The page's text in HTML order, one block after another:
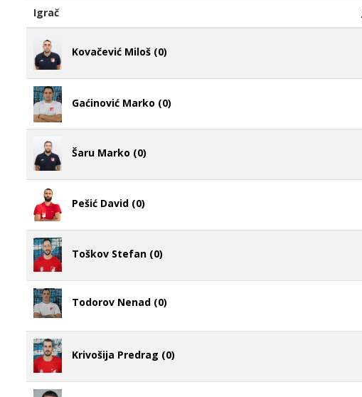
Igrač
Kovačević Miloš (0)
Gaćinović Marko (0)
Šaru Marko (0)
Pešić David (0)
Toškov Stefan (0)
Todorov Nenad (0)
Krivošija Predrag (0)